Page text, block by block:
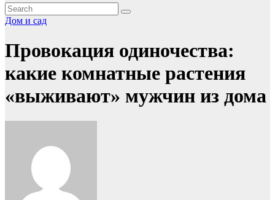
Дом и сад
Провокация одиночества:
какие комнатные растения
«выживают» мужчин из дома